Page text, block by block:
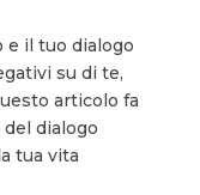
e il tuo dialogo
su di te,
articolo fa
dialogo
tua vita